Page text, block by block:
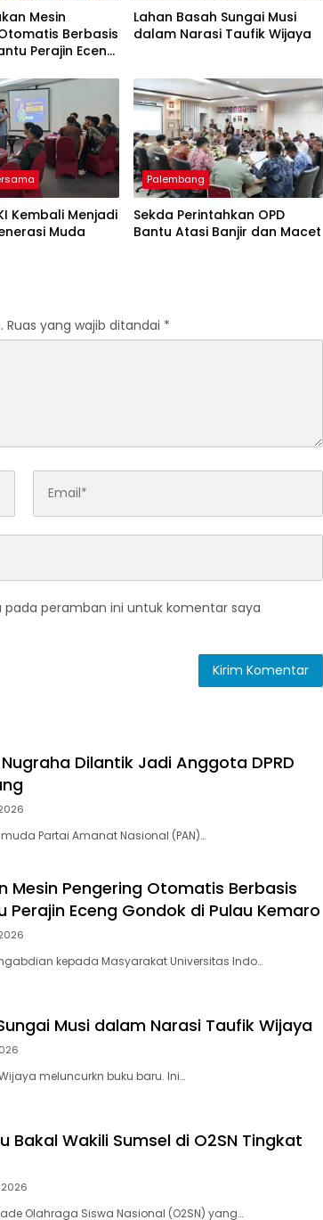
Mesin
Berbasis
Perajin Eceng
Lahan Basah Sungai Musi
dalam Narasi Taufik Wijaya
Kembali Menjadi
Muda
Palembang
Sekda Perintahkan OPD
Bantu Atasi Banjir dan Macet
Ruas yang wajib ditandai *
peramban ini untuk komentar saya
Nugraha Dilantik Jadi Anggota DPRD
Partai Amanat Nasional (PAN)…
Mesin Pengering Otomatis Berbasis
Perajin Eceng Gondok di Pulau Kemaro
kepada Masyarakat Universitas Indo…
Musi dalam Narasi Taufik Wijaya
Wijaya meluncurkn buku baru. Ini…
Bakal Wakili Sumsel di O2SN Tingkat
Olahraga Siswa Nasional (O2SN) yang…